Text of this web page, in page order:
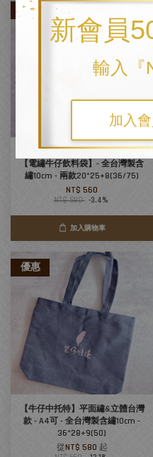
新會員
輸入『
加入
優惠
【台灣經緯度徽章款】-淺藍牛仔
【電繡牛仔飲料袋】- 全台灣製含
繡10cm - 兩款20*25+8(36/75)
NT$ 560
NT$ 580 -3.4%
加入購物車
優惠
【牛仔中托特】平面繡&立體台灣
款 - A4可 - 全台灣製含繡10cm -
36*28+9(50)
從NT$ 580 起